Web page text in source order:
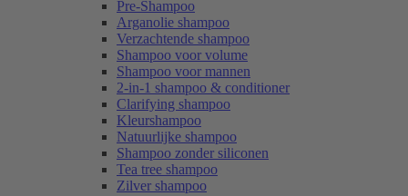
Pre-Shampoo
Arganolie shampoo
Verzachtende shampoo
Shampoo voor volume
Shampoo voor mannen
2-in-1 shampoo & conditioner
Clarifying shampoo
Kleurshampoo
Natuurlijke shampoo
Shampoo zonder siliconen
Tea tree shampoo
Zilver shampoo